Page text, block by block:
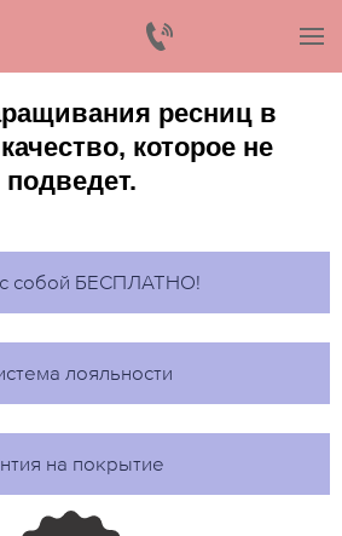
ресниц в
которое не
подведет.
собой БЕСПЛАТНО!
лояльности
на покрытие